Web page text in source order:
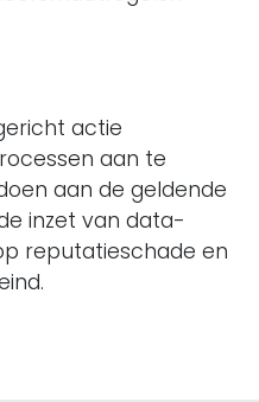
actie
aan te
aan de geldende
inzet van data-
reputatieschade en